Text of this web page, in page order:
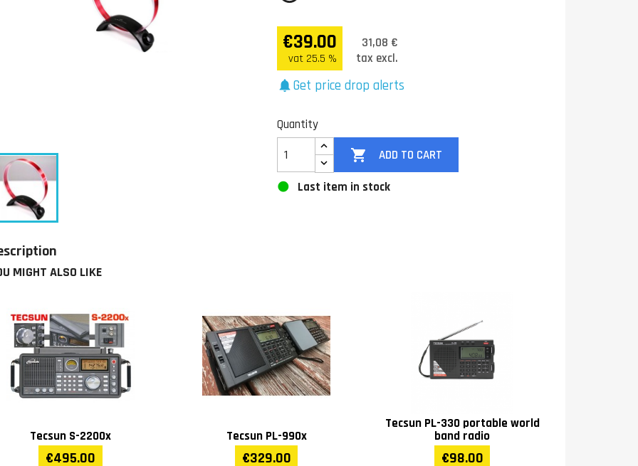
€39.00
vat 25.5 %
31,08 €
tax excl.
notificationsGet price drop alerts
Quantity
 ADD TO CART
Last item in stock
MIGHT ALSO LIKE
Tecsun S-2200x
€495.00
Tecsun PL-990x
€329.00
Tecsun PL-330 portable world
band radio
€98.00